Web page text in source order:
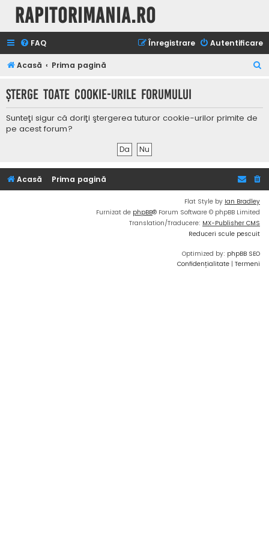
Rapitorimania.ro
FAQ Autentificare
Înregistrare
Acasă Prima pagină
t
Şterge toate cookie-urile forumului
Sunteţi sigur că doriţi ştergerea tuturor cookie-urilor primite de
pe acest forum?
Acasă Prima pagină
Flat Style by Ian Bradley
Furnizat de phpBB® Forum Software © phpBB Limited
Translation/Traducere: MX-Publisher CMS
Reduceri scule pescuit
Optimized by: phpBB SEO
Confidențialitate | Termeni